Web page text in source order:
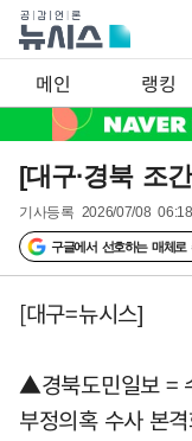
메인 랭킹
[대구·경북 조
기사등록 2026/07/08
구글에서 선호하는 매체로
[대구=뉴시스]
▲경북도민일보 =
부정의혹 수사 본